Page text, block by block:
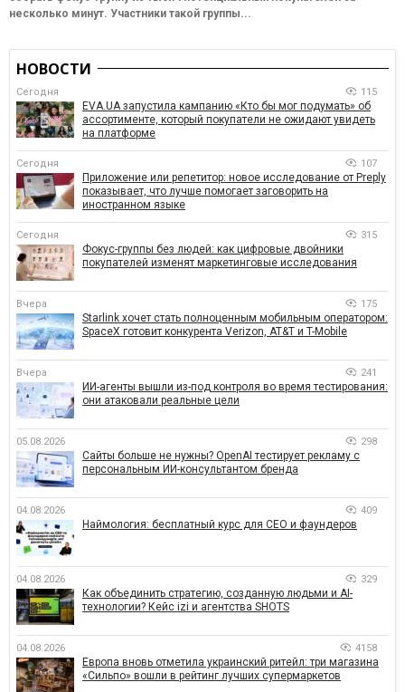
несколько минут. Участники такой группы...
НОВОСТИ
Сегодня 115
EVA.UA запустила кампанию «Кто бы мог подумать» об
ассортименте, который покупатели не ожидают увидеть
на платформе
Сегодня 107
Приложение или репетитор: новое исследование от Preply
показывает, что лучше помогает заговорить на
иностранном языке
Сегодня 315
Фокус-группы без людей: как цифровые двойники
покупателей изменят маркетинговые исследования
Вчера 175
Starlink хочет стать полноценным мобильным оператором:
SpaceX готовит конкурента Verizon, AT&T и T-Mobile
Вчера 241
ИИ-агенты вышли из-под контроля во время тестирования:
они атаковали реальные цели
05.08.2026 298
Сайты больше не нужны? OpenAI тестирует рекламу с
персональным ИИ-консультантом бренда
04.08.2026 409
Наймология: бесплатный курс для CEO и фаундеров
04.08.2026 329
Как объединить стратегию, созданную людьми и AI-
технологии? Кейс izi и агентства SHOTS
04.08.2026 4158
Европа вновь отметила украинский ритейл: три магазина
«Сильпо» вошли в рейтинг лучших супермаркетов